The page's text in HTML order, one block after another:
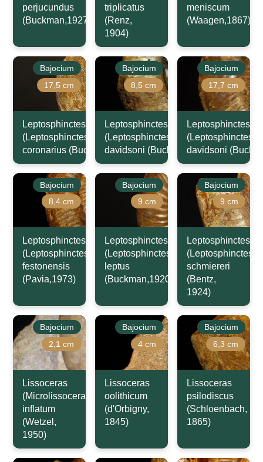
perjucundus
(Buckman,1927)
triplicatus
(Renz,
1904)
meniscum
(Waagen,1867)
Bajocium
17,5 cm
Leptosphinctes
(Leptosphinctes)
coronarius (Buckman,1921)
Bajocium
8,5 cm
Leptosphinctes
(Leptosphinctes)
davidsoni (Buckman,1881)
Bajocium
17,7 cm
Leptosphinctes
(Leptosphinctes)
davidsoni
Bajocium
8,4 cm
Leptosphinctes
(Leptosphinctes)
festonensis
(Pavia,1973)
Bajocium
9 cm
Leptosphinctes
(Leptosphinctes)
leptus
(Buckman,1920)
Bajocium
9 cm
Leptosphinctes
(Leptosphinctes)
schmiereri
(Bentz,
1924)
Bajocium
2,1 cm
Lissoceras
(Microlissoceras)
inflatum
(Wetzel,
1950)
Bajocium
4 cm
Lissoceras
oolithicum
(d'Orbigny,
1845)
Bajocium
6,3 cm
Lissoceras
psilodiscus
(Schloenbach,
1865)